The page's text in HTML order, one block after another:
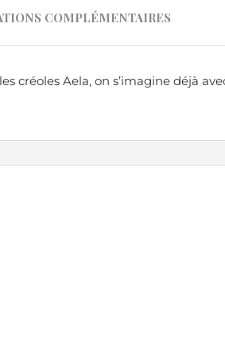
COMPLÉMENTAIRES
créoles Aela, on s’imagine déjà